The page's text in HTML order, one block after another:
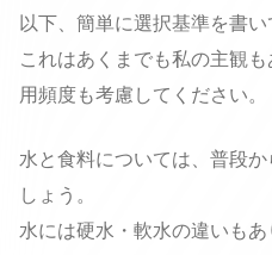
以下、簡単に選択基準を書い
これはあくまでも私の主観
用頻度も考慮してください。
水と食料については、普段
しょう。
水には硬水・軟水の違いも